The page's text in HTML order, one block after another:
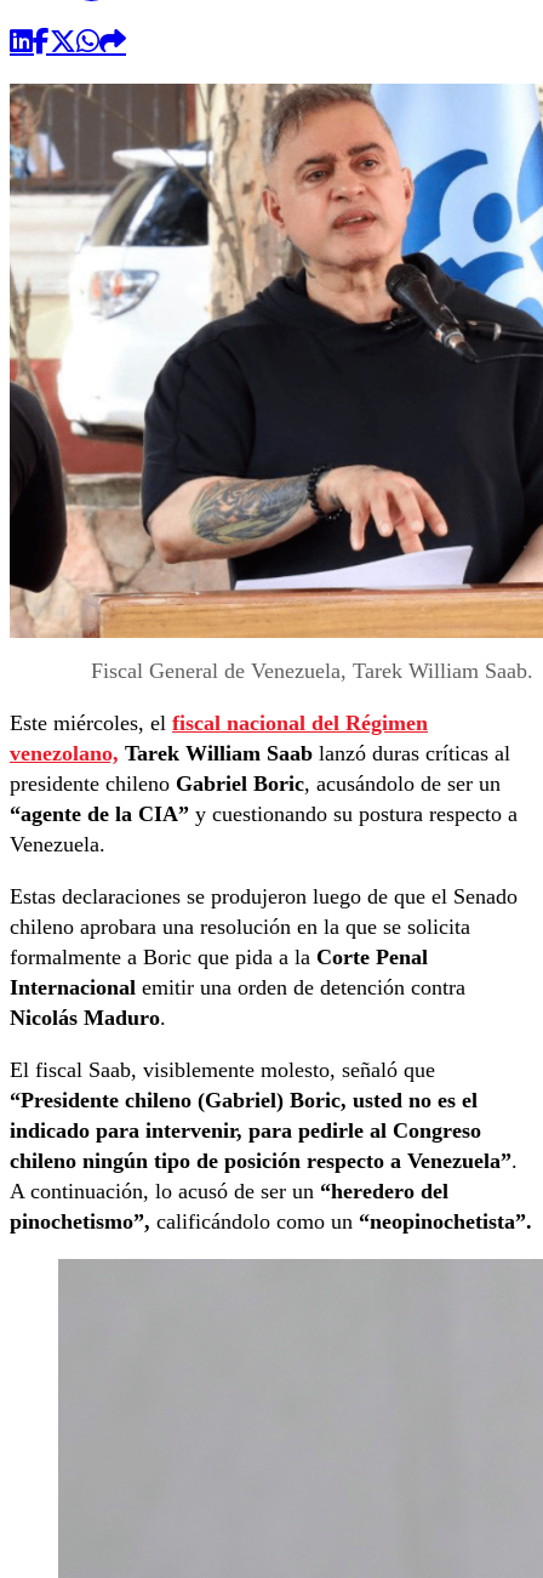
Fiscal General de Venezuela, Tarek William Saab.
Este miércoles, el fiscal nacional del Régimen
venezolano, Tarek William Saab lanzó duras críticas al
presidente chileno Gabriel Boric, acusándolo de ser un
“agente de la CIA” y cuestionando su postura respecto a
Venezuela.
Estas declaraciones se produjeron luego de que el Senado
chileno aprobara una resolución en la que se solicita
formalmente a Boric que pida a la Corte Penal
Internacional emitir una orden de detención contra
Nicolás Maduro.
El fiscal Saab, visiblemente molesto, señaló que
“Presidente chileno (Gabriel) Boric, usted no es el
indicado para intervenir, para pedirle al Congreso
chileno ningún tipo de posición respecto a Venezuela”.
A continuación, lo acusó de ser un “heredero del
pinochetismo”, calificándolo como un “neopinochetista”.